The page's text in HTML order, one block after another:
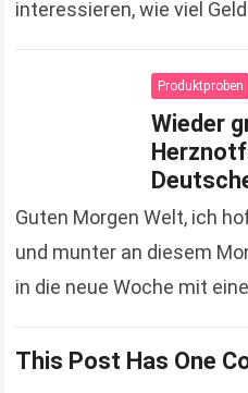
interessieren, wie viel
Unsummen, die…Read more
Produktproben
Wieder
Guten Morgen Welt, ich
und munter an diesem
in die neue Woche mit
This Post Has One